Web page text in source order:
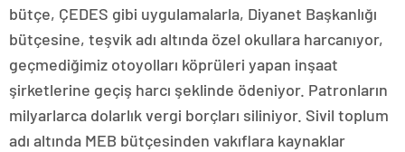
bütçe, ÇEDES gibi uygulamalarla, Diyanet Başkanlığı
bütçesine, teşvik adı altında özel okullara harcanıyor,
geçmediğimiz otoyolları köprüleri yapan inşaat
şirketlerine geçiş harcı şeklinde ödeniyor. Patronların
milyarlarca dolarlık vergi borçları siliniyor. Sivil toplum
adı altında MEB bütçesinden vakıflara kaynaklar